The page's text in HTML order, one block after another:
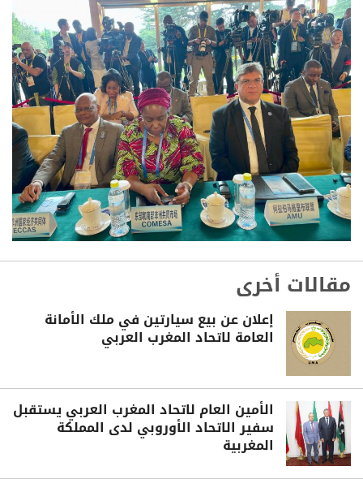
مقالات أخرى
إعلان عن بيع سيارتين في ملك الأمانة
العامة لاتحاد المغرب العربي
الأمين العام لاتحاد المغرب العربي يستقبل
سفير الاتحاد الأوروبي لدى المملكة
المغربية